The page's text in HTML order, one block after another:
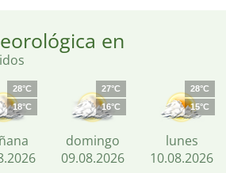
en
28°C
18°C
27°C
16°C
domingo
09.08.2026
28°C
15°C
lunes
10.08.2026